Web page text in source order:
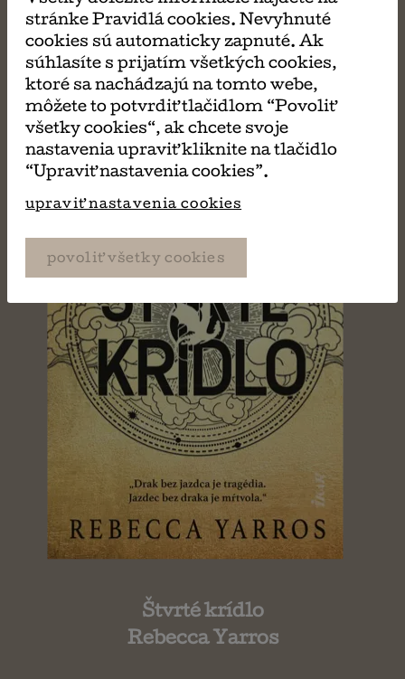
Štvrté krídlo
Rebecca Yarros
stránke Pravidlá cookies. Nevyhnuté
cookies sú automaticky zapnuté. Ak
súhlasíte s prijatím všetkých cookies,
ktoré sa nachádzajú na tomto webe,
môžete to potvrdiť tlačidlom “Povoliť
všetky cookies“, ak chcete svoje
nastavenia upraviť kliknite na tlačidlo
“Upraviť nastavenia cookies”.
upraviť nastavenia cookies
povoliť všetky cookies